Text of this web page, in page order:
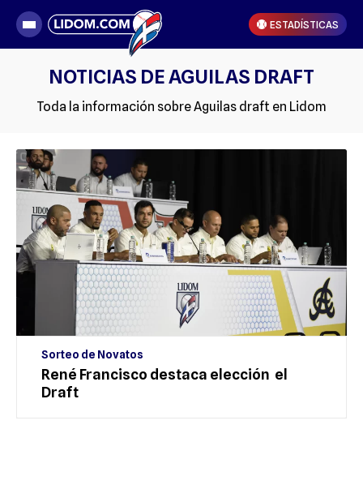
ESTADÍSTICAS
NOTICIAS DE AGUILAS DRAFT
Toda la información sobre Aguilas draft en Lidom
Sorteo de Novatos
René Francisco destaca elección el
Draft